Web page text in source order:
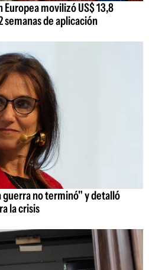
movilizó US$ 13,8
semanas de aplicación
guerra no terminó" y detalló
la crisis